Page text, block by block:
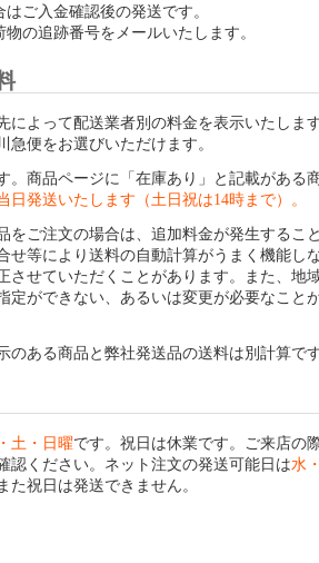
ご入金確認後の発送です。
の追跡番号をメールいたします。
によって配送業者別の料金を表示いたしま
急便をお選びいただけます。
。商品ページに「在庫あり」と記載がある
日発送いたします（土日祝は14時まで）。
をご注文の場合は、追加料金が発生するこ
せ等により送料の自動計算がうまく機能し
させていただくことがあります。また、地
定ができない、あるいは変更が必要なこと
のある商品と弊社発送品の送料は別計算で
土・日曜です。祝日は休業です。ご来店の
認ください。ネット注文の発送可能日は水
た祝日は発送できません。